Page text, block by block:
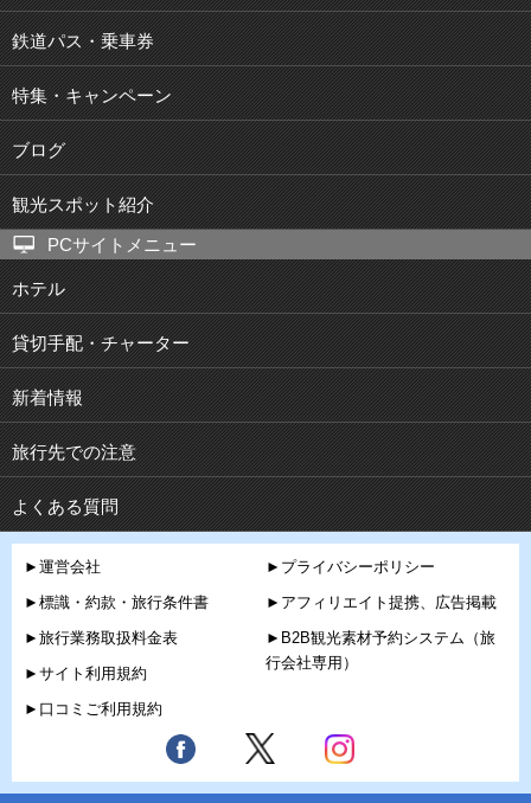
鉄道パス・乗車券
特集・キャンペーン
ブログ
観光スポット紹介
PCサイトメニュー
ホテル
貸切手配・チャーター
新着情報
旅行先での注意
よくある質問
►運営会社
►標識・約款・旅行条件書
►旅行業務取扱料金表
►サイト利用規約
►口コミご利用規約
►プライバシーポリシー
►アフィリエイト提携、広告掲載
►B2B観光素材予約システム（旅
行会社専用）